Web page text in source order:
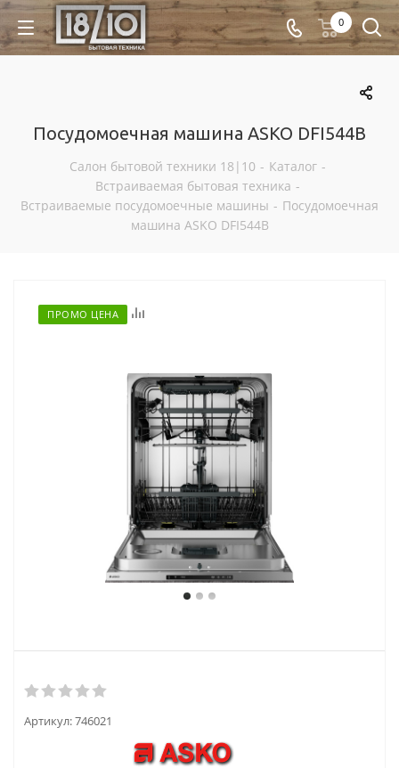
0
Посудомоечная машина ASKO DFI544B
Салон бытовой техники 18|10 - Каталог -
Встраиваемая бытовая техника -
Встраиваемые посудомоечные машины - Посудомоечная
машина ASKO DFI544B
ПРОМО ЦЕНА
Отложить
Артикул:746021